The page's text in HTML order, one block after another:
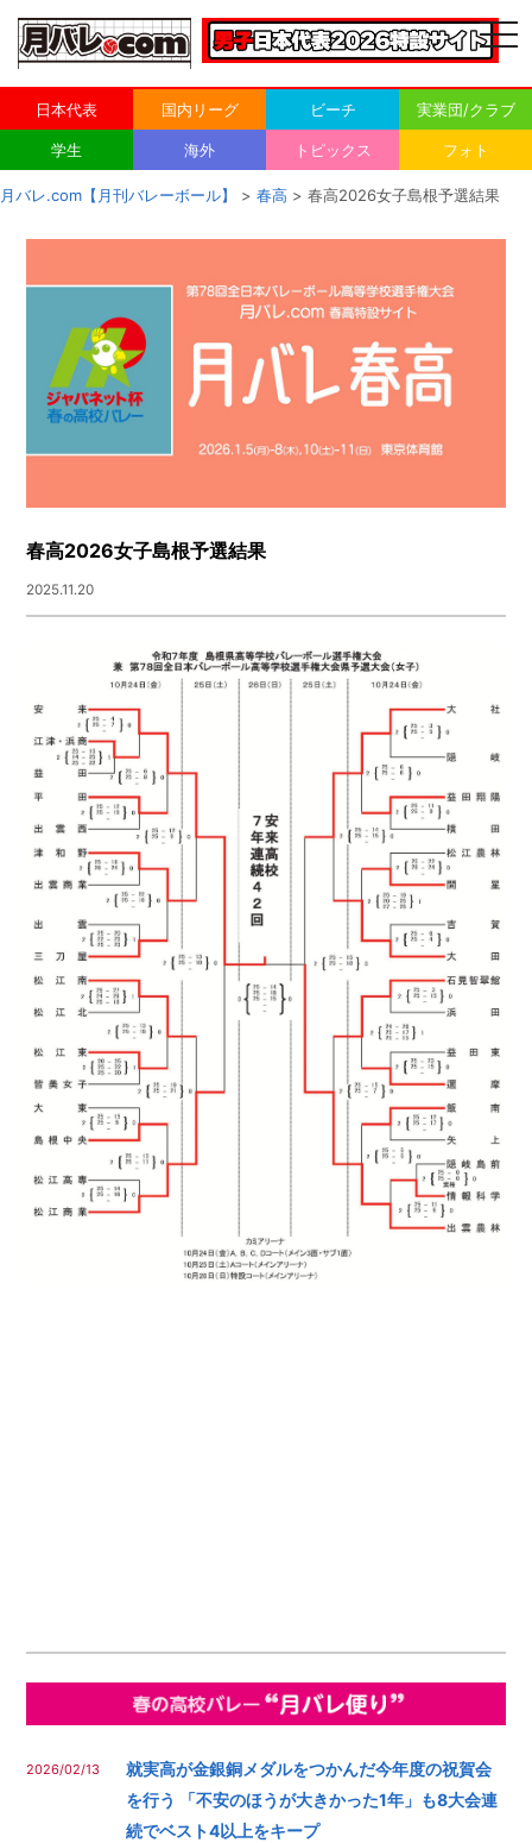
日本代表 国内リーグ ビーチ 実業団/クラブ
学生 海外 トピックス フォト
月バレ.com【月刊バレーボール】 > 春高 > 春高2026女子島根予選結果
春高2026女子島根予選結果
2025.11.20
2026/02/13
就実高が金銀銅メダルをつかんだ今年度の祝賀会
を行う 「不安のほうが大きかった1年」も8大会連
続でベスト4以上をキープ